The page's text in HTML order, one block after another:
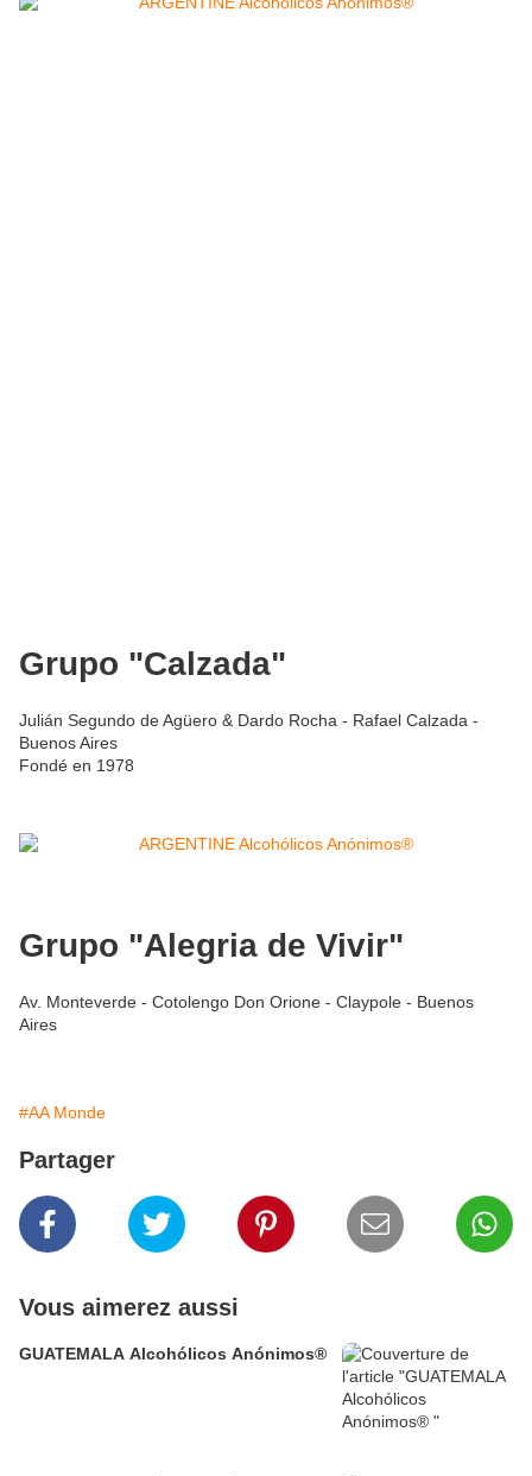
Grupo "Calzada"
Julián Segundo de Agüero & Dardo Rocha - Rafael Calzada -
Buenos Aires
Fondé en 1978
Grupo "Alegria de Vivir"
Av. Monteverde - Cotolengo Don Orione - Claypole - Buenos
Aires
#AA Monde
Partager
Vous aimerez aussi
GUATEMALA Alcohólicos Anónimos®